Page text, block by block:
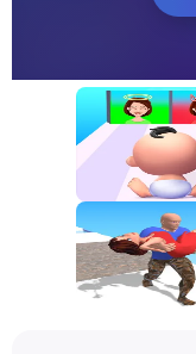
New
Games
All
Games
Classic
Sprunki